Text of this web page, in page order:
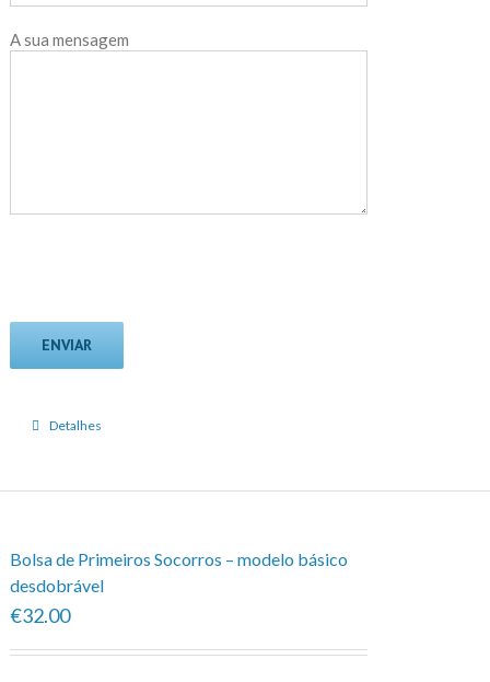
A sua mensagem
Detalhes
Bolsa de Primeiros Socorros – modelo básico
desdobrável
€32.00